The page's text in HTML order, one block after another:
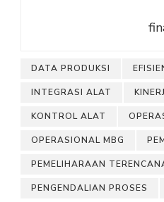
DATA PRODUKSI
INTEGRASI ALAT
KONTROL ALAT
OPERASIONAL MBG
PEMELIHARAAN
PENGENDALIAN PROSES